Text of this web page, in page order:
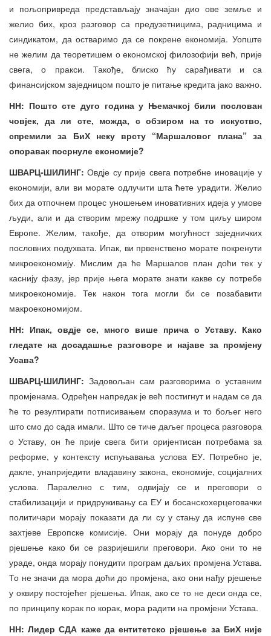
и пољопривреда представљају значајан дио ове земље и
желио бих, кроз разговор са предузетницима, радницима и
синдикатом, да остваримо да се покрене економија. Уопште
не желим да теоретишем о економској филозофији већ, прије
свега, о пракси. Такође, блиско ћу сарађивати и са
финансијском заједницом пошто је питање кредита јако важно.
НН: Пошто сте дуго година у Њемачкој били послован
човјек, да ли сте, можда, с обзиром на то искуство,
спремили за БиХ неку врсту “Маршаловог плана” за
опоравак посрнуле економије?
ШВАРЦ-ШИЛИНГ:Овдје су прије свега потребне иновације у
економији, али ви морате одлучити шта ћете урадити. Желио
бих да отпочнем процес уношењем иновативних идеја у умове
људи, али и да створим мрежу подршке у том циљу широм
Европе. Желим, такође, да отворим могућност заједничких
пословних подухвата. Ипак, ви првенствено морате покренути
микроекономију. Мислим да ће Маршалов план доћи тек у
каснију фазу, јер прије њега морате знати какве су потребе
микроекономије. Тек након тога могли би се позабавити
макроекономијом.
НН: Ипак, овдје се, много више прича о Уставу. Како
гледате на досадашње разговоре и најаве за промјену
Усава?
ШВАРЦ-ШИЛИНГ: Задовољан сам разговорима о уставним
промјенама. Одређен напредак је већ постигнут и надам се да
ће то резултирати потписивањем споразума и то бољег него
што смо до сада имали. Што се тиче даљег процеса разговора
о Уставу, он ће прије свега бити оријентисан потребама за
реформе, у контексту испуњавања услова ЕУ. Потребно је,
дакле, унаприједити владавину закона, економије, социјалних
услова. Паралелно с тим, одвијају се и преговори о
стабилизацији и придруживању са ЕУ и босанскохерцеговачки
политичари морају показати да ли су у стању да испуне све
захтјеве Европске комисије. Они морају да понуде добро
рјешење како би се разријешили преговори. Ако они то не
ураде, онда морају понудити програм даљих промјена Устава.
То не значи да мора доћи до промјена, ако они нађу рјешење
у оквиру постојећег рјешења. Ипак, ако се то не деси онда се,
по принципу корак по корак, мора радити на промјени Устава.
НН: Лидер СДА каже да ентитетско рјешење за БиХ није